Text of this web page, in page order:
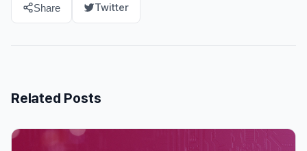
Share Twitter
Related Posts